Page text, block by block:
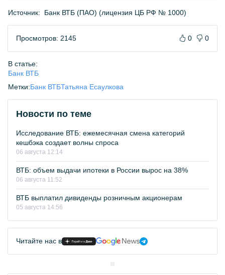
Источник: Банк ВТБ (ПАО) (лицензия ЦБ РФ № 1000)
Просмотров: 2145 0 0
В статье:
Банк ВТБ
Метки:Банк ВТБТатьяна Есаулкова
Новости по теме
Исследование ВТБ: ежемесячная смена категорий
кешбэка создает волны спроса
06 августа 12:14
ВТБ: объем выдачи ипотеки в России вырос на 38%
06 августа 11:52
ВТБ выплатил дивиденды розничным акционерам
05 августа 14:56
Читайте нас в